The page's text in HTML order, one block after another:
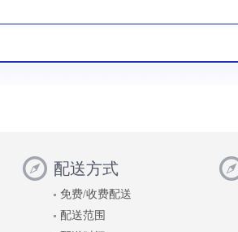
配送方式
免费/收费配送
配送范围